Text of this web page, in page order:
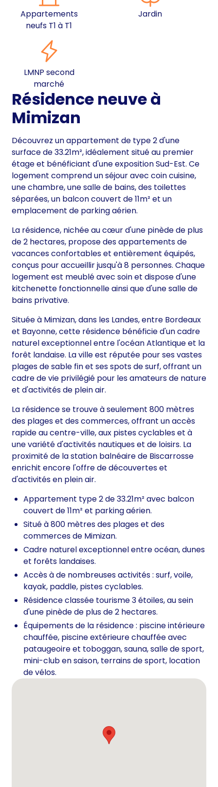
Appartements
neufs T1 à T1
Jardin
LMNP second
marché
Résidence neuve à
Mimizan
Découvrez un appartement de type 2 d'une
surface de 33.21m², idéalement situé au premier
étage et bénéficiant d'une exposition Sud-Est. Ce
logement comprend un séjour avec coin cuisine,
une chambre, une salle de bains, des toilettes
séparées, un balcon couvert de 11m² et un
emplacement de parking aérien.
La résidence, nichée au cœur d'une pinède de plus
de 2 hectares, propose des appartements de
vacances confortables et entièrement équipés,
conçus pour accueillir jusqu'à 8 personnes. Chaque
logement est meublé avec soin et dispose d'une
kitchenette fonctionnelle ainsi que d'une salle de
bains privative.
Située à Mimizan, dans les Landes, entre Bordeaux
et Bayonne, cette résidence bénéficie d'un cadre
naturel exceptionnel entre l'océan Atlantique et la
forêt landaise. La ville est réputée pour ses vastes
plages de sable fin et ses spots de surf, offrant un
cadre de vie privilégié pour les amateurs de nature
et d'activités de plein air.
La résidence se trouve à seulement 800 mètres
des plages et des commerces, offrant un accès
rapide au centre-ville, aux pistes cyclables et à
une variété d'activités nautiques et de loisirs. La
proximité de la station balnéaire de Biscarrosse
enrichit encore l'offre de découvertes et
d'activités en plein air.
Appartement type 2 de 33.21m² avec balcon
couvert de 11m² et parking aérien.
Situé à 800 mètres des plages et des
commerces de Mimizan.
Cadre naturel exceptionnel entre océan, dunes
et forêts landaises.
Accès à de nombreuses activités : surf, voile,
kayak, paddle, pistes cyclables.
Résidence classée tourisme 3 étoiles, au sein
d'une pinède de plus de 2 hectares.
Équipements de la résidence : piscine intérieure
chauffée, piscine extérieure chauffée avec
pataugeoire et toboggan, sauna, salle de sport,
mini-club en saison, terrains de sport, location
de vélos.